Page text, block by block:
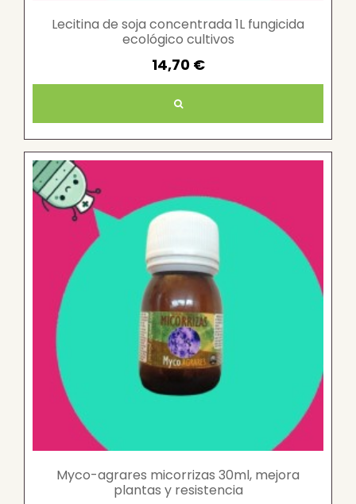
Lecitina de soja concentrada 1L fungicida
ecológico cultivos
14,70 €
Myco-agrares micorrizas 30ml, mejora
plantas y resistencia